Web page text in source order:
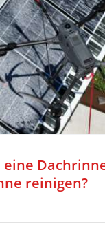
eine
reinigen?